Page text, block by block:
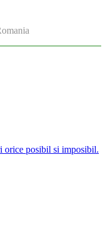
orice posibil si imposibil.